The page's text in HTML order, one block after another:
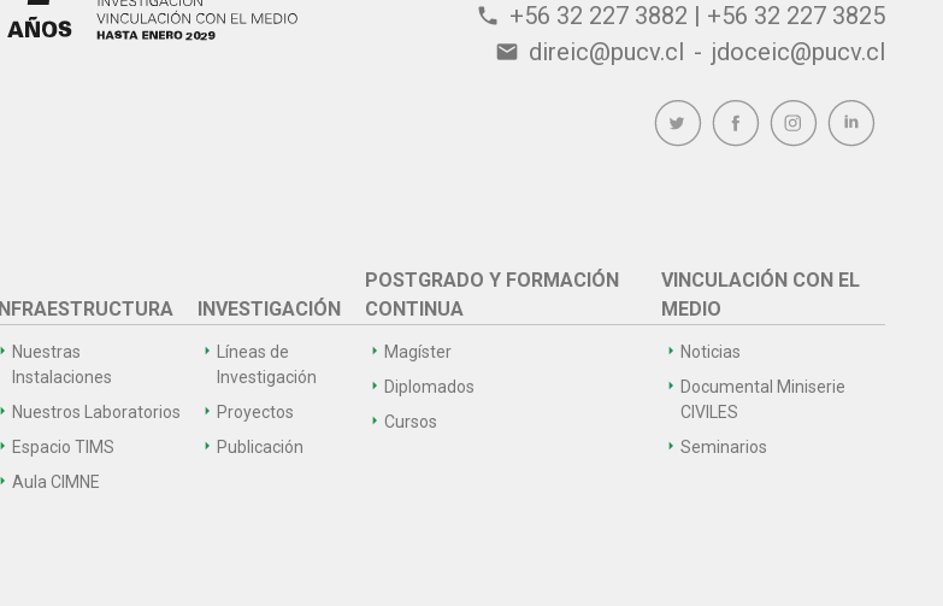
phone +56 32 227 3882 | +56 32 227 3825
email direic@pucv.cl - jdoceic@pucv.cl
INFRAESTRUCTURA
Nuestras
Instalaciones
Nuestros Laboratorios
Espacio TIMS
Aula CIMNE
INVESTIGACIÓN
Líneas de
Investigación
Proyectos
Publicación
POSTGRADO Y FORMACIÓN
CONTINUA
Magíster
Diplomados
Cursos
VINCULACIÓN CON EL
MEDIO
Noticias
Documental Miniserie
CIVILES
Seminarios